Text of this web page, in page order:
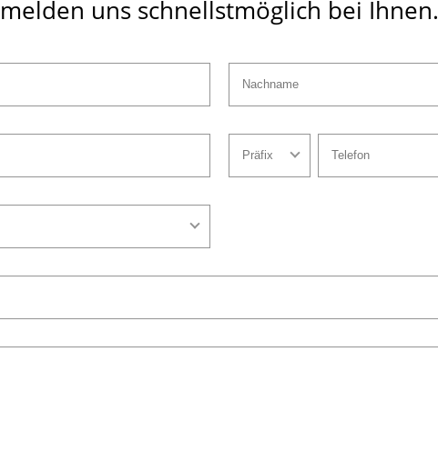
melden uns schnellstmöglich bei Ihnen.
Nachname
Präfix Telefon